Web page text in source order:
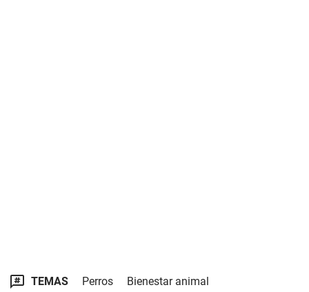
TEMAS Perros Bienestar animal